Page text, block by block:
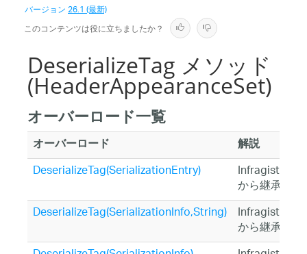
バージョン26.1 (最新)
このコンテンツは役に立ちましたか？
DeserializeTag メソッド
(HeaderAppearanceSet)
オーバーロード一覧
オーバーロード 解説
DeserializeTag(SerializationEntry)
から継承さ
DeserializeTag(SerializationInfo,String)
から継承さ